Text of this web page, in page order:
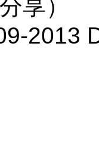
享）
2013